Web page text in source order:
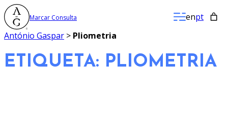
Saltar
para
o
Marcar Consulta enpt
António Gaspar > Pliometria
ETIQUETA: PLIOMETRIA